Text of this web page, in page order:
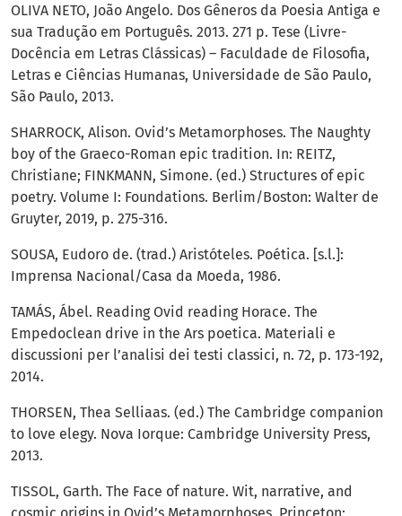
OLIVA NETO, João Angelo. Dos Gêneros da Poesia Antiga e
sua Tradução em Português. 2013. 271 p. Tese (Livre-
Docência em Letras Clássicas) – Faculdade de Filosofia,
Letras e Ciências Humanas, Universidade de São Paulo,
São Paulo, 2013.
SHARROCK, Alison. Ovid’s Metamorphoses. The Naughty
boy of the Graeco-Roman epic tradition. In: REITZ,
Christiane; FINKMANN, Simone. (ed.) Structures of epic
poetry. Volume I: Foundations. Berlim/Boston: Walter de
Gruyter, 2019, p. 275-316.
SOUSA, Eudoro de. (trad.) Aristóteles. Poética. [s.l.]:
Imprensa Nacional/Casa da Moeda, 1986.
TAMÁS, Ábel. Reading Ovid reading Horace. The
Empedoclean drive in the Ars poetica. Materiali e
discussioni per l’analisi dei testi classici, n. 72, p. 173-192,
2014.
THORSEN, Thea Selliaas. (ed.) The Cambridge companion
to love elegy. Nova Iorque: Cambridge University Press,
2013.
TISSOL, Garth. The Face of nature. Wit, narrative, and